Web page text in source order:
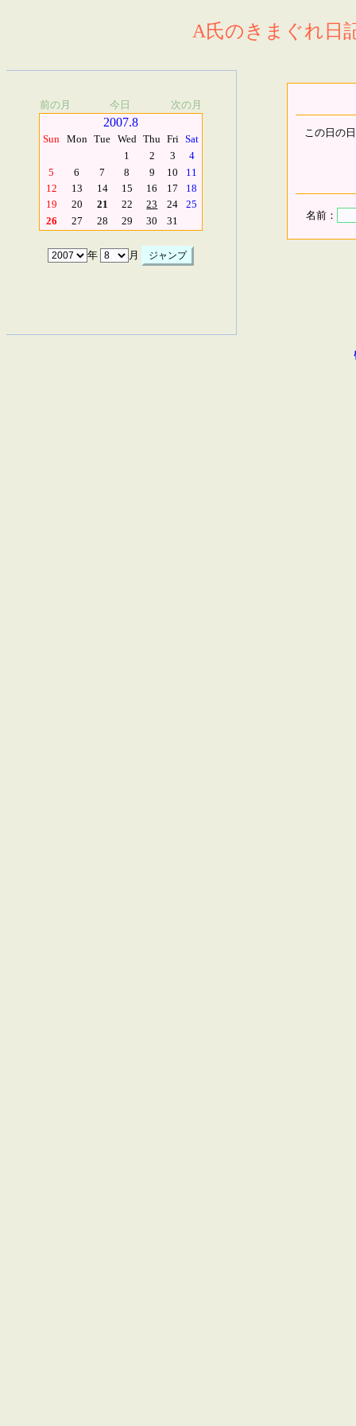
A氏のきまぐれ日
前の月 今日 次の月
2007.8
Sun Mon Tue Wed Thu Fri Sat
1
2 3
4
5
6 7 8 9 10
11
12
13 14 15 16 17
18
19
20 21 22 23 24
25
26
27 28 29 30 31
年 月
この日の
名前：